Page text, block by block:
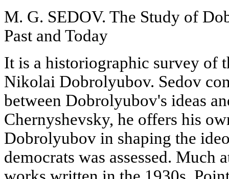
M. G. SEDOV. The Study of
Past and Today
It is a historiographic survey of
Nikolai Dobrolyubov. Sedov
between Dobrolyubov's ideas
Chernyshevsky, he offers his
Dobrolyubov in shaping the
democrats was assessed. Much